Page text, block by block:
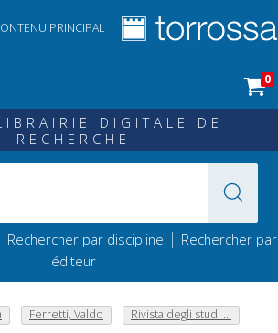
PRINCIPAL
0
DIGITALE DE
RECHERCHE
Rechercher par discipline | Rechercher par
éditeur
Ferretti, Valdo Rivista degli studi ...